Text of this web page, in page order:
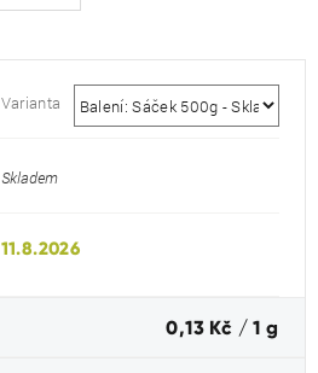
Varianta
Skladem
11.8.2026
Měrná
0,13 Kč / 1 g